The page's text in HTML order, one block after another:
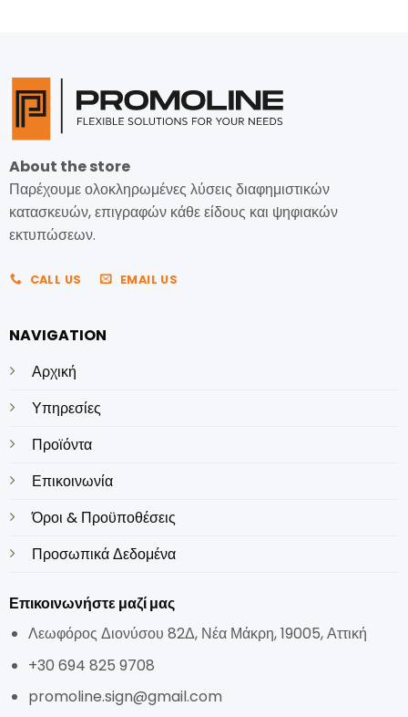
About the store
Παρέχουμε ολοκληρωμένες λύσεις διαφημιστικών
κατασκευών, επιγραφών κάθε είδους και ψηφιακών
εκτυπώσεων.
CALL US EMAIL US
NAVIGATION
Αρχική
Υπηρεσίες
Προϊόντα
Επικοινωνία
Όροι & Προϋποθέσεις
Προσωπικά Δεδομένα
Επικοινωνήστε μαζί μας
Λεωφόρος Διονύσου 82Δ, Νέα Μάκρη, 19005, Αττική
+30 694 825 9708
promoline.sign@gmail.com